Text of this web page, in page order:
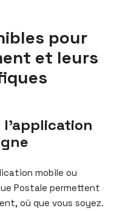
pour
et leurs
mobile ou
Postale permettent
où que vous soyez.